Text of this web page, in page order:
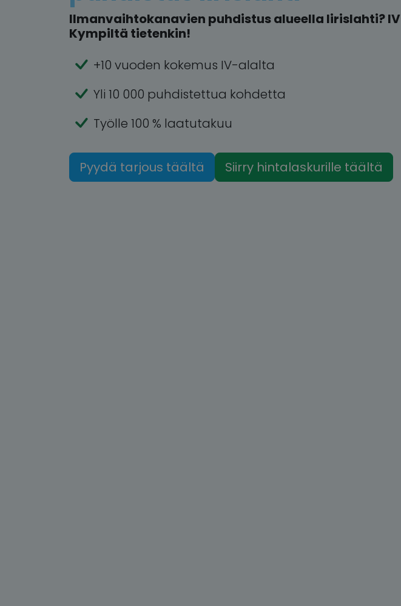
Ilmanvaihtokanavien puhdistus alueella Iirislahti? IV
Kympiltä tietenkin!
+10 vuoden kokemus IV-alalta
Yli 10 000 puhdistettua kohdetta
Työlle 100 % laatutakuu
Pyydä tarjous täältä Siirry hintalaskurille täältä